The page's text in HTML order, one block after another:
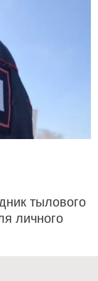
тылового
личного